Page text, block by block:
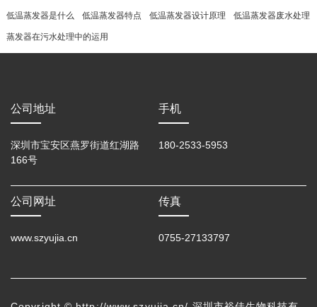
低温蒸发器是什么 低温蒸发器特点 低温蒸发器设计原理 低温蒸发器废水处理
蒸发器在污水处理中的运用
公司地址
深圳市宝安区燕罗街道红湖路
166号
手机
180-2533-5953
公司网址
www.szyujia.cn
传真
0755-27133797